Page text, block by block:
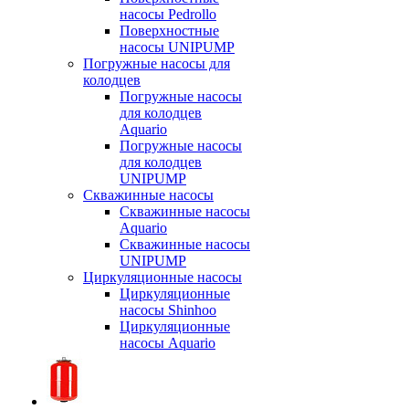
насосы Pedrollo
Поверхностные
насосы UNIPUMP
Погружные насосы для
колодцев
Погружные насосы
для колодцев
Aquario
Погружные насосы
для колодцев
UNIPUMP
Скважинные насосы
Скважинные насосы
Aquario
Скважинные насосы
UNIPUMP
Циркуляционные насосы
Циркуляционные
насосы Shinhoo
Циркуляционные
насосы Aquario